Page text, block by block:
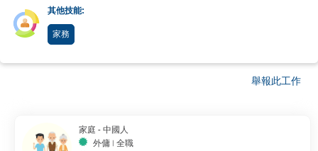
其他技能:
家務
舉報此工作
家庭 - 中國人
外傭 | 全職